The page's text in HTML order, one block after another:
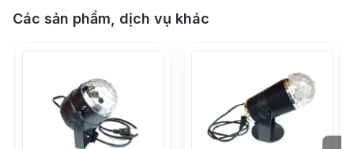
Các sản phẩm, dịch vụ khác